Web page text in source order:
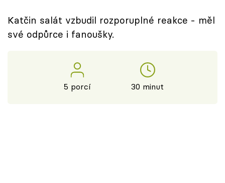
Katčin salát vzbudil rozporuplné reakce - měl
své odpůrce i fanoušky.
5 porcí 30 minut